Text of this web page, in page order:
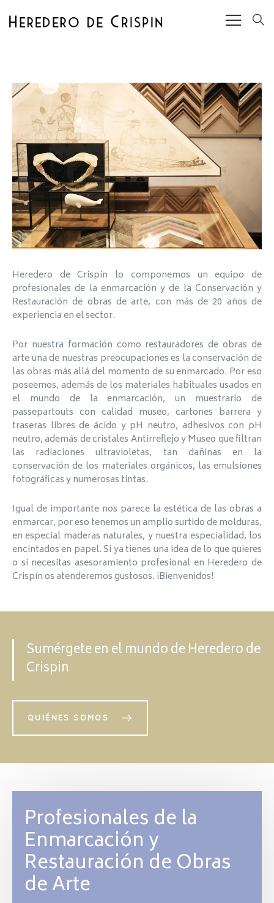
Heredero de Crispín lo componemos un equipo de
profesionales de la enmarcación y de la Conservación y
Restauración de obras de arte, con más de 20 años de
experiencia en el sector.
Por nuestra formación como restauradores de obras de
arte una de nuestras preocupaciones es la conservación de
las obras más allá del momento de su enmarcado. Por eso
poseemos, además de los materiales habituales usados en
el mundo de la enmarcación, un muestrario de
passepartouts con calidad museo, cartones barrera y
traseras libres de ácido y pH neutro, adhesivos con pH
neutro, además de cristales Antirreflejo y Museo que filtran
las radiaciones ultravioletas, tan dañinas en la
conservación de los materiales orgánicos, las emulsiones
fotográficas y numerosas tintas.
Igual de importante nos parece la estética de las obras a
enmarcar, por eso tenemos un amplio surtido de molduras,
en especial maderas naturales, y nuestra especialidad, los
encintados en papel. Si ya tienes una idea de lo que quieres
o si necesitas asesoramiento profesional en Heredero de
Crispín os atenderemos gustosos. ¡Bienvenidos!
Sumérgete en el mundo deHeredero de
Crispin
QUIÉNES SOMOS
Profesionales de la
Enmarcación y
Restauración de Obras
de Arte